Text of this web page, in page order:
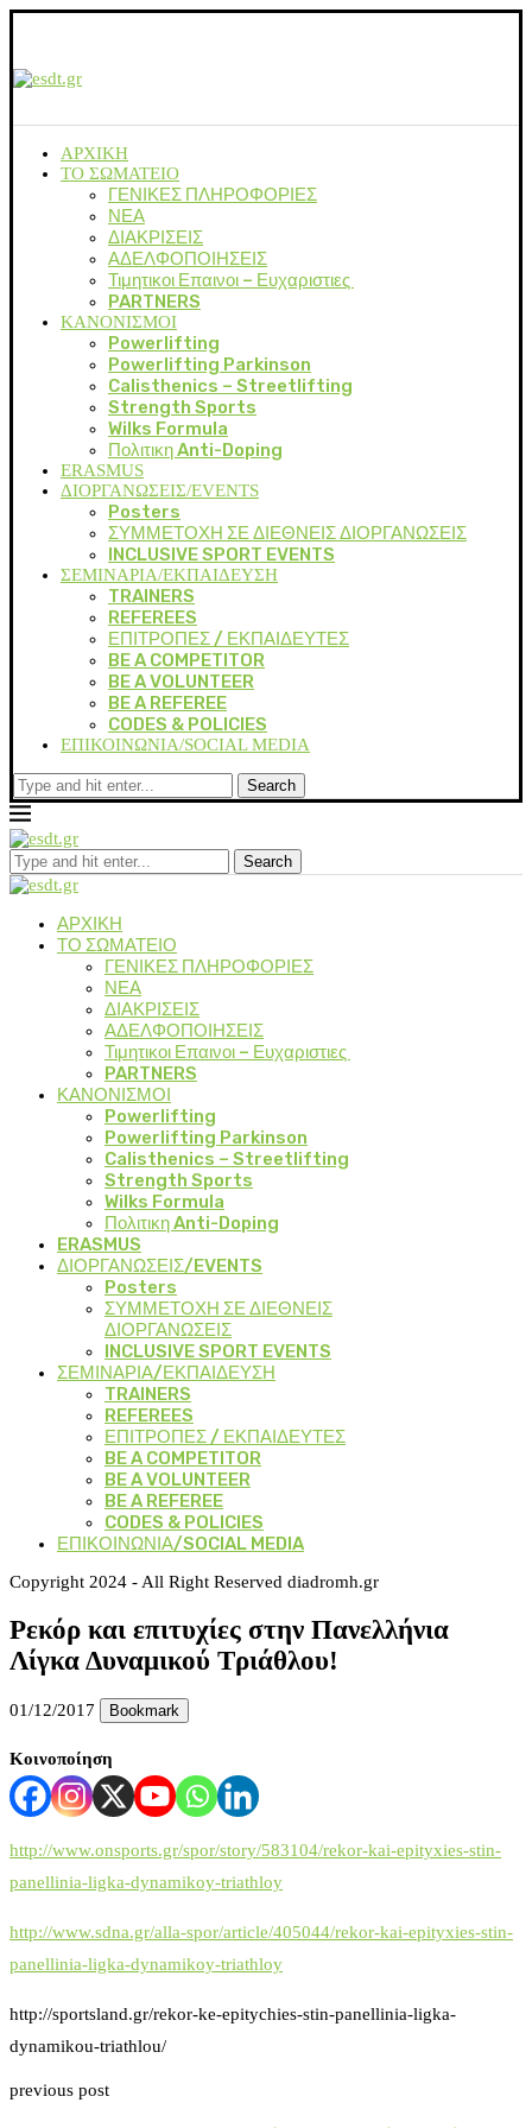
ΑΡΧΙΚΗ
ΤΟ ΣΩΜΑΤΕΙΟ
ΓΕΝΙΚΕΣ ΠΛΗΡΟΦΟΡΙΕΣ
ΝΕΑ
ΔΙΑΚΡΙΣΕΙΣ
ΑΔΕΛΦΟΠΟΙΗΣΕΙΣ
Τιμητικοι Επαινοι – Ευχαριστιες
PARTNERS
ΚΑΝΟΝΙΣΜΟΙ
Powerlifting
Powerlifting Parkinson
Calisthenics – Streetlifting
Strength Sports
Wilks Formula
Πολιτικη Anti-Doping
ERASMUS
ΔΙΟΡΓΑΝΩΣΕΙΣ/EVENTS
Posters
ΣΥΜΜΕΤΟΧΗ ΣΕ ΔΙΕΘΝΕΙΣ ΔΙΟΡΓΑΝΩΣΕΙΣ
INCLUSIVE SPORT EVENTS
ΣΕΜΙΝΑΡΙΑ/ΕΚΠΑΙΔΕΥΣΗ
TRAINERS
REFEREES
ΕΠΙΤΡΟΠΕΣ / ΕΚΠΑΙΔΕΥΤΕΣ
BE A COMPETITOR
BE A VOLUNTEER
BE A REFEREE
CODES & POLICIES
ΕΠΙΚΟΙΝΩΝΙΑ/SOCIAL MEDIA
Search
Search
ΑΡΧΙΚΗ
ΤΟ ΣΩΜΑΤΕΙΟ
ΓΕΝΙΚΕΣ ΠΛΗΡΟΦΟΡΙΕΣ
ΝΕΑ
ΔΙΑΚΡΙΣΕΙΣ
ΑΔΕΛΦΟΠΟΙΗΣΕΙΣ
Τιμητικοι Επαινοι – Ευχαριστιες
PARTNERS
ΚΑΝΟΝΙΣΜΟΙ
Powerlifting
Powerlifting Parkinson
Calisthenics – Streetlifting
Strength Sports
Wilks Formula
Πολιτικη Anti-Doping
ERASMUS
ΔΙΟΡΓΑΝΩΣΕΙΣ/EVENTS
Posters
ΣΥΜΜΕΤΟΧΗ ΣΕ ΔΙΕΘΝΕΙΣ
ΔΙΟΡΓΑΝΩΣΕΙΣ
INCLUSIVE SPORT EVENTS
ΣΕΜΙΝΑΡΙΑ/ΕΚΠΑΙΔΕΥΣΗ
TRAINERS
REFEREES
ΕΠΙΤΡΟΠΕΣ / ΕΚΠΑΙΔΕΥΤΕΣ
BE A COMPETITOR
BE A VOLUNTEER
BE A REFEREE
CODES & POLICIES
ΕΠΙΚΟΙΝΩΝΙΑ/SOCIAL MEDIA
Copyright 2024 - All Right Reserved diadromh.gr
Ρεκόρ και επιτυχίες στην Πανελλήνια
Λίγκα Δυναμικού Τριάθλου!
01/12/2017 Bookmark
Κοινοποίηση
http://www.onsports.gr/spor/story/583104/rekor-kai-epityxies-stin-
panellinia-ligka-dynamikoy-triathloy
http://www.sdna.gr/alla-spor/article/405044/rekor-kai-epityxies-stin-
panellinia-ligka-dynamikoy-triathloy
http://sportsland.gr/rekor-ke-epitychies-stin-panellinia-ligka-
dynamikou-triathlou/
previous post